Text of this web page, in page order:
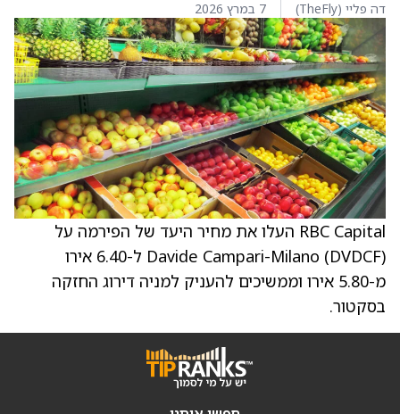
דה פליי (TheFly) 7 במרץ 2026
RBC Capital העלו את מחיר היעד של הפירמה על
Davide Campari-Milano (DVDCF) ל-6.40 אירו
מ-5.80 אירו וממשיכים להעניק למניה דירוג החזקה
בסקטור.